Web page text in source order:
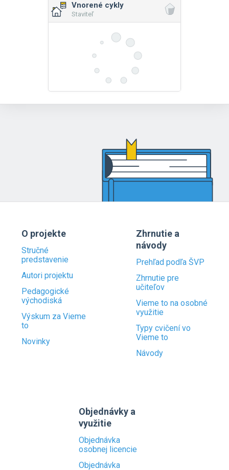
Vnorené cykly
Staviteľ
O projekte
Stručné
predstavenie
Autori projektu
Pedagogické
východiská
Výskum za Vieme
to
Novinky
Zhrnutie a
návody
Prehľad podľa ŠVP
Zhrnutie pre
učiteľov
Vieme to na osobné
využitie
Typy cvičení vo
Vieme to
Návody
Objednávky a
využitie
Objednávka
osobnej licencie
Objednávka